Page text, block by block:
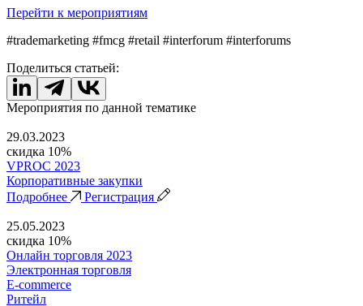
Перейти к мероприятиям
#trademarketing #fmcg #retail #interforum #interforums
Поделиться статьей:
Мероприятия по данной тематике
29.03.2023
скидка 10%
VPROC 2023
Корпоративные закупки
Подробнее
Регистрация
25.05.2023
скидка 10%
Онлайн торговля 2023
Электронная торговля
E-commerce
Ритейл